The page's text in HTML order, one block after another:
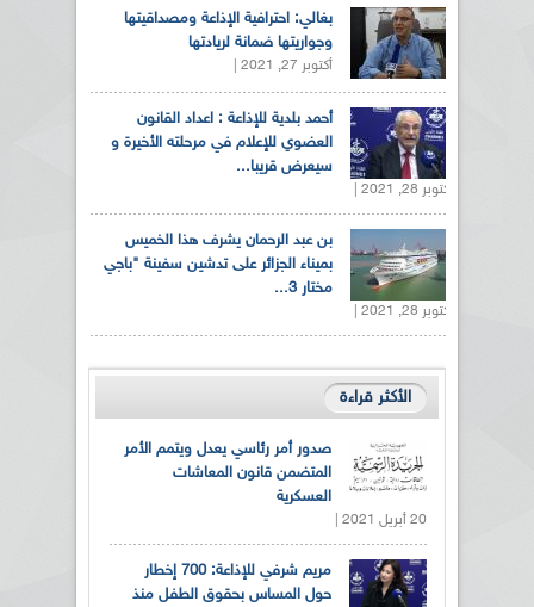
بغالي: احترافية الإذاعة ومصداقيتها
وجواريتها ضمانة لريادتها
أكتوبر 27, 2021 |
أحمد بلدية للإذاعة : اعداد القانون
العضوي للإعلام في مرحلته الأخيرة و
سيعرض قريبا...
أكتوبر 28, 2021 |
بن عبد الرحمان يشرف هذا الخميس
بميناء الجزائر على تدشين سفينة "باجي
مختار 3...
أكتوبر 28, 2021 |
الأكثر قراءة
صدور أمر رئاسي يعدل ويتمم الأمر
المتضمن قانون المعاشات
العسكرية
20 أبريل 2021 |
مريم شرفي للإذاعة: 700 إخطار
حول المساس بحقوق الطفل منذ